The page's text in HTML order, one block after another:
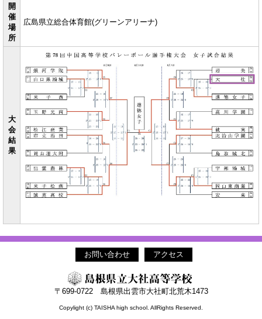
開
催
場
所
広島県立総合体育館(グリーンアリーナ)
大
会
結
果
お問い合わせ アクセス
〒699-0722 島根県出雲市大社町北荒木1473
Copylight (c) TAISHA high school. AllRights Reserved.